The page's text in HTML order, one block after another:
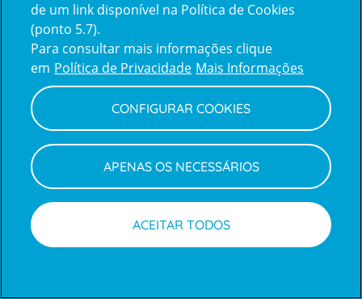
Centro de Apoio ao Cliente | Política de Privacidade e Cookies
de um link disponível na Política de Cookies
(ponto 5.7).
Para consultar mais informações clique
em Política de Privacidade Mais Informações
CONFIGURAR COOKIES
APENAS OS NECESSÁRIOS
ACEITAR TODOS